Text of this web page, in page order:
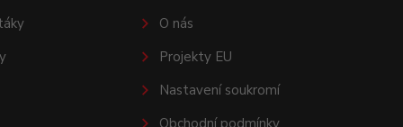
O nás
Projekty EU
Nastavení soukromí
Obchodní podmínky